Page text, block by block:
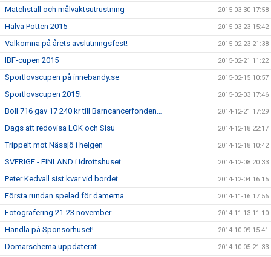
Matchställ och målvaktsutrustning 2015-03-30 17:58
Halva Potten 2015 2015-03-23 15:42
Välkomna på årets avslutningsfest! 2015-02-23 21:38
IBF-cupen 2015 2015-02-21 11:22
Sportlovscupen på innebandy.se 2015-02-15 10:57
Sportlovscupen 2015! 2015-02-03 17:46
Boll 716 gav 17 240 kr till Barncancerfonden… 2014-12-21 17:29
Dags att redovisa LOK och Sisu 2014-12-18 22:17
Trippelt mot Nässjö i helgen 2014-12-18 10:42
SVERIGE - FINLAND i idrottshuset 2014-12-08 20:33
Peter Kedvall sist kvar vid bordet 2014-12-04 16:15
Första rundan spelad för damerna 2014-11-16 17:56
Fotografering 21-23 november 2014-11-13 11:10
Handla på Sponsorhuset! 2014-10-09 15:41
Domarschema uppdaterat 2014-10-05 21:33